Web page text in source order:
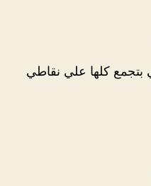
بتجمع كلها علي نقاطي